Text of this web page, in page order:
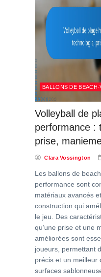
BALLONS DE BEACH-
Volleyball de
performance :
prise,
Clara Vossington
Les ballons de
performance sont
matériaux avancés
construction qui
le jeu. Des
qu’une prise et une
améliorées sont
joueurs, permettant
précis et un meilleur
surfaces